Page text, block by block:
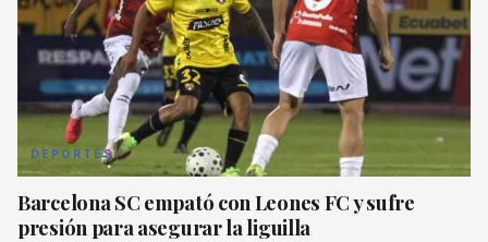
DEPORTES
Barcelona SC empató con Leones FC y sufre
presión para asegurar la liguilla